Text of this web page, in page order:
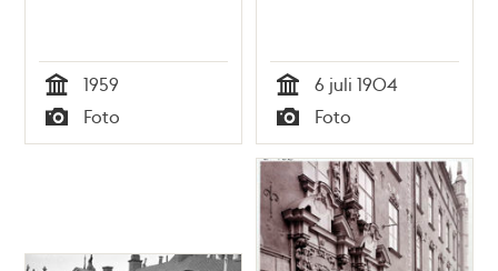
Tid
1959
Typ
Foto Tid
6 juli 1904
Typ
Foto